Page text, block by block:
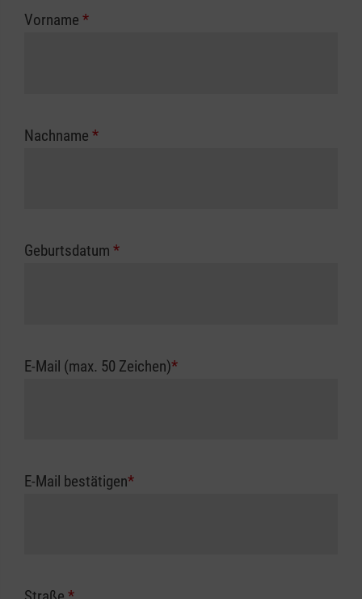
zuständigen Berufsgenossenschaft oder
Vorname *
Nachname *
Geburtsdatum *
E-Mail (max. 50 Zeichen)*
E-Mail bestätigen*